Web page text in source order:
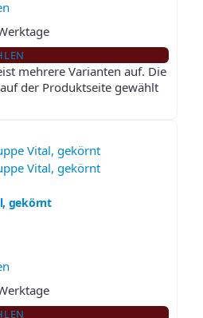
mehrere Varianten auf. Die
der Produktseite gewählt
gekörnt